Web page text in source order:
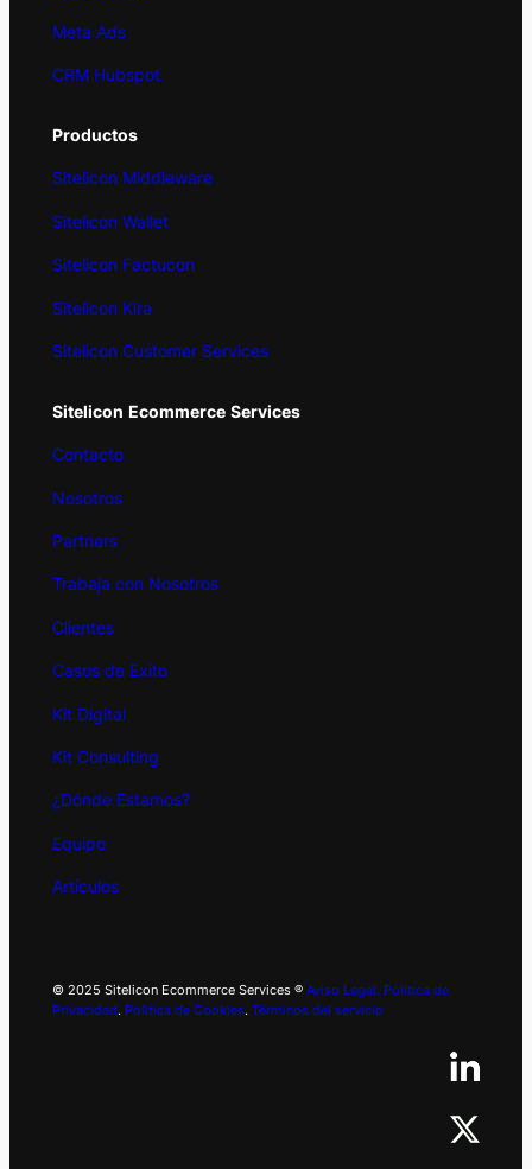
Meta Ads
CRM Hubspot
Productos
Sitelicon Middleware
Sitelicon Wallet
Sitelicon Factucon
Sitelicon Kira
Sitelicon Customer Services
Sitelicon Ecommerce Services
Contacto
Nosotros
Partners
Trabaja con Nosotros
Clientes
Casos de Exito
KitDigital
Kit Consulting
¿Dónde Estamos?
Equipo
Artículos
© 2025 Sitelicon Ecommerce Services ® Aviso Legal. Politica de
Privacidad. Politica de Cookies. Términos del servicio